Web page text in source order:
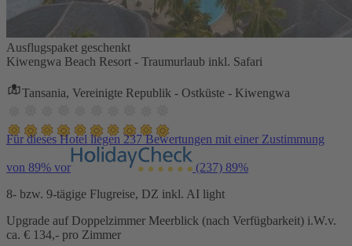
Ausflugspaket geschenkt
Kiwengwa Beach Resort - Traumurlaub inkl. Safari
Tansania, Vereinigte Republik - Ostküste - Kiwengwa
Für dieses Hotel liegen 237 Bewertungen mit einer Zustimmung
von 89% vor (237) 89%
8- bzw. 9-tägige Flugreise, DZ inkl. AI light
Upgrade auf Doppelzimmer Meerblick (nach Verfügbarkeit) i.W.v.
ca. € 134,- pro Zimmer